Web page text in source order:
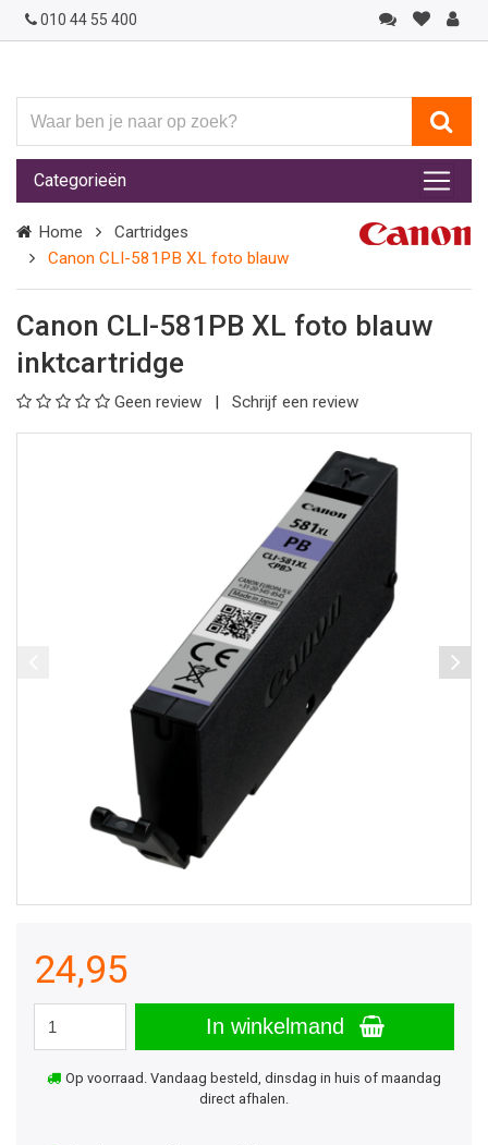
010 44 55 400
ben
je
naar
op
zoek?
Categorieën
Home
Cartridges
Canon CLI-581PB XL foto blauw
Canon CLI-581PB XL foto blauw
inktcartridge
Geen review Schrijf een review
24,95
In winkelmand
Op voorraad. Vandaag besteld, dinsdag in huis of maandag
direct afhalen.